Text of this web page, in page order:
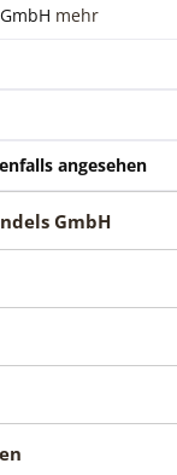
mehr
angesehen
GmbH